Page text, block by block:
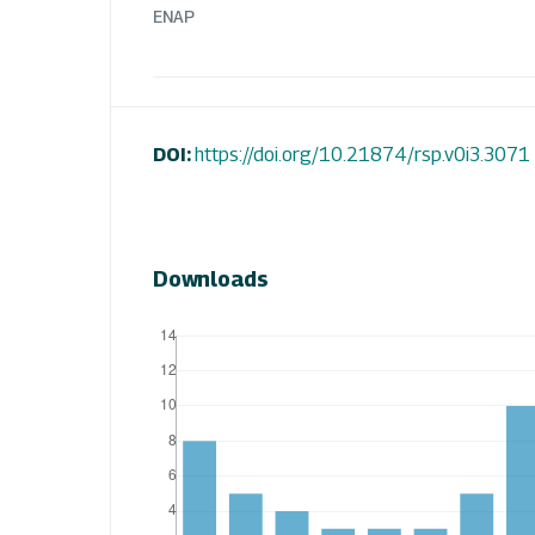
ENAP
DOI:https://doi.org/10.21874/rsp.v0i3.3071
Downloads